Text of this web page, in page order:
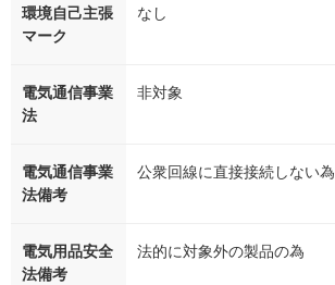
環境自己主張
マーク
なし
電気通信事業
法
非対象
電気通信事業
法備考
公衆回線に直接接続しない為
電気用品安全
法備考
法的に対象外の製品の為